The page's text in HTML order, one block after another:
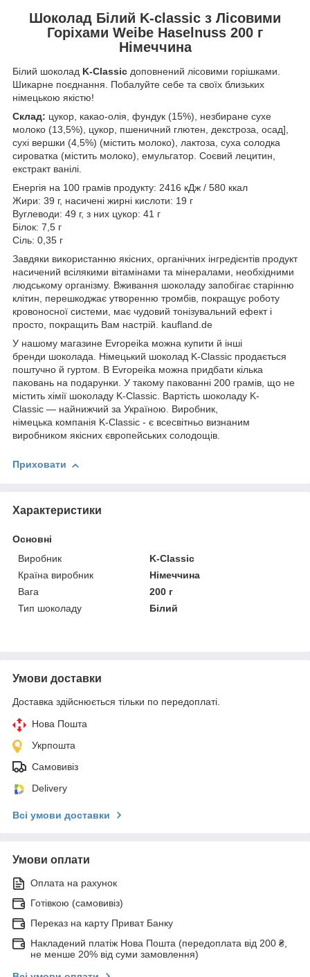
Шоколад Білий K-classic з Лісовими
Горіхами Weibe Haselnuss 200 г
Німеччина
Білий шоколад K-Classic доповнений лісовими горішками.
Шикарне поєднання. Побалуйте себе та своїх близьких
німецькою якістю!
Склад: цукор, какао-олія, фундук (15%), незбиране сухе
молоко (13,5%), цукор, пшеничний глютен, декстроза, осад],
сухі вершки (4,5%) (містить молоко), лактоза, суха солодка
сироватка (містить молоко), емульгатор. Соєвий лецитин,
екстракт ванілі.
Енергія на 100 грамів продукту: 2416 кДж / 580 ккал
Жири: 39 г, насичені жирні кислоти: 19 г
Вуглеводи: 49 г, з них цукор: 41 г
Білок: 7,5 г
Сіль: 0,35 г
Завдяки використанню якісних, органічних інгредієнтів продукт
насичений всілякими вітамінами та мінералами, необхідними
людському організму. Вживання шоколаду запобігає старінню
клітин, перешкоджає утворенню тромбів, покращує роботу
кровоносної системи, має чудовий тонізувальний ефект і
просто, покращить Вам настрій. kaufland.de
У нашому магазине Evropeika можна купити й інші
бренди шоколада. Німецький шоколад K-Classic продається
поштучно й гуртом. В Evropeika можна придбати кілька
паковань на подарунки. У такому пакованні 200 грамів, що не
містить хімії шоколаду K-Classic. Вартість шоколаду K-
Classic — найнижчий за Україною. Виробник,
німецька компанія K-Classic - є всесвітньо визнаним
виробником якісних європейських солодощів.
Приховати
Характеристики
Основні
Виробник
K-Classic
Країна виробник
Німеччина
Вага
200 г
Тип шоколаду
Білий
Умови доставки
Доставка здійснюється тільки по передоплаті.
Нова Пошта
Укрпошта
Самовивіз
Delivery
Всі умови доставки
Умови оплати
Оплата на рахунок
Готівкою (самовивіз)
Переказ на карту Приват Банку
Накладений платіж Нова Пошта (передоплата від 200 ₴,
не менше 20% від суми замовлення)